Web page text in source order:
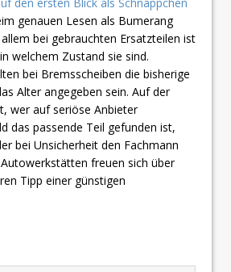
genauen Lesen als Bumerang
bei gebrauchten Ersatzteilen ist
welchem Zustand sie sind.
bei Bremsscheiben die bisherige
Alter angegeben sein. Auf der
wer auf seriöse Anbieter
das passende Teil gefunden ist,
bei Unsicherheit den Fachmann
freuen sich über
Tipp einer günstigen